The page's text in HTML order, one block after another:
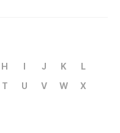
H I J K
L
T U V W
X